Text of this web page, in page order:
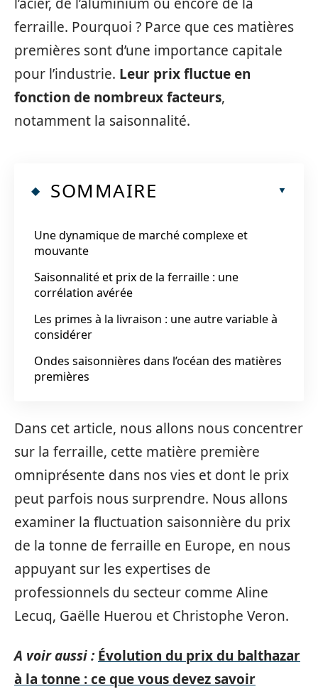
ferraille. Pourquoi ? Parce que ces matières
premières sont d’une importance capitale
pour l’industrie. Leur prix fluctue en
fonction de nombreux facteurs,
notamment la saisonnalité.
SOMMAIRE
Une dynamique de marché complexe et
mouvante
Saisonnalité et prix de la ferraille : une
corrélation avérée
Les primes à la livraison : une autre variable à
considérer
Ondes saisonnières dans l’océan des matières
premières
Dans cet article, nous allons nous concentrer
sur la ferraille, cette matière première
omniprésente dans nos vies et dont le prix
peut parfois nous surprendre. Nous allons
examiner la fluctuation saisonnière du prix
de la tonne de ferraille en Europe, en nous
appuyant sur les expertises de
professionnels du secteur comme Aline
Lecuq, Gaëlle Huerou et Christophe Veron.
A voir aussi : Évolution du prix du balthazar
à la tonne : ce que vous devez savoir